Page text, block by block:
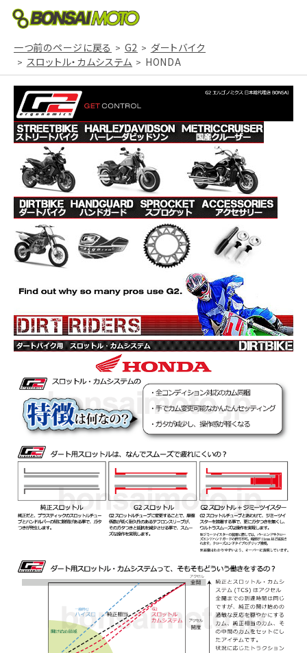
一つ前のページに戻る G2
ダートバイク
スロットル・カムシステム
HONDA